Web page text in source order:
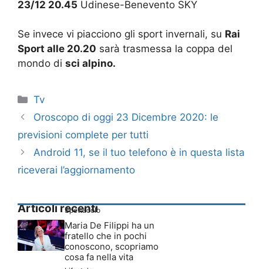
23/12 20.45 Udinese-Benevento SKY
Se invece vi piacciono gli sport invernali, su Rai
Sport alle 20.20 sarà trasmessa la coppa del
mondo di sci alpino.
Categorie
Tv
Oroscopo di oggi 23 Dicembre 2020: le
previsioni complete per tutti
Android 11, se il tuo telefono è in questa lista
riceverai l’aggiornamento
Articoli recenti
Spettacolo
Maria De Filippi ha un
fratello che in pochi
conoscono, scopriamo
cosa fa nella vita